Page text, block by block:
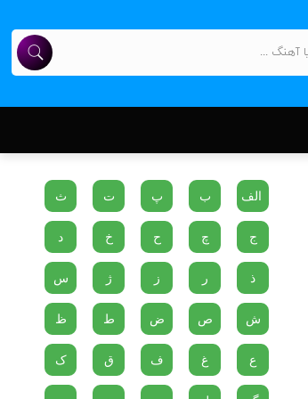
الف ب پ ت ث
ج چ ح خ د
ذ ر ز ژ س
ش ص ض ط ظ
ع غ ف ق ک